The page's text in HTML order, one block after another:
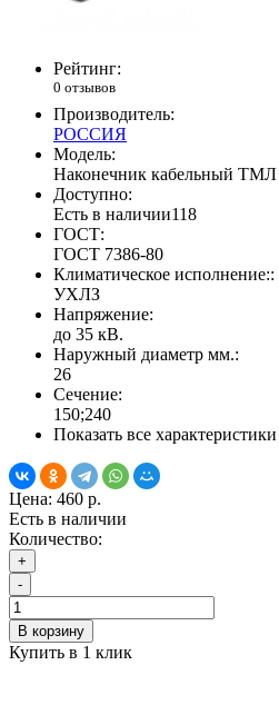
Рейтинг:
0 отзывов
Производитель:
РОССИЯ
Модель:
Наконечник кабельный
Доступно:
Есть в наличии118
ГОСТ:
ГОСТ 7386-80
Климатическое исполнение::
УХЛЗ
Напряжение:
до 35 кВ.
Наружный диаметр мм.:
26
Сечение:
150;240
Показать все характеристики
Цена: 460 р.
Есть в наличии
Количество:
+
-
В корзину
Купить в 1 клик